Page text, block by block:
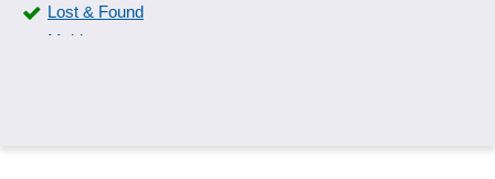
Lost & Found
Meldewesen
Reservierungsplan